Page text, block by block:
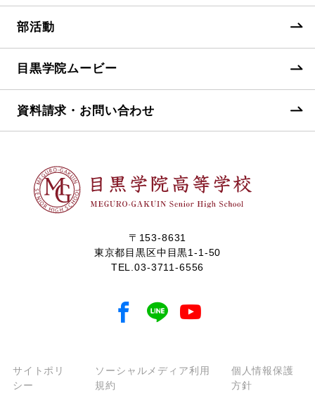
部活動
目黒学院ムービー
資料請求・お問い合わせ
〒153-8631
東京都目黒区中目黒1-1-50
TEL.03-3711-6556
サイトポリ
シー
ソーシャルメディア利用
規約
個人情報保護
方針